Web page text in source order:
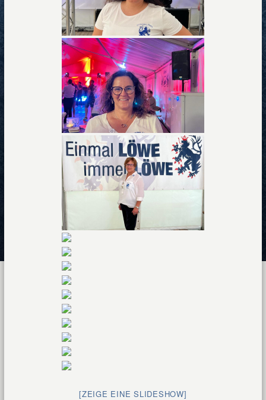
[ZEIGE EINE SLIDESHOW]